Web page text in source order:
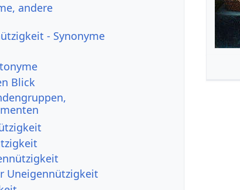
andere
- Synonyme
Blick
Uneigennützigkeit